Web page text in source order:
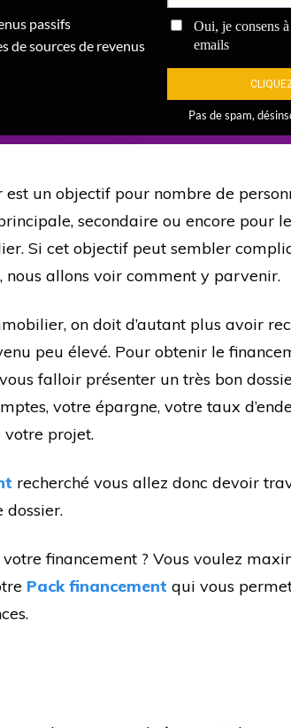
un objectif pour nombre de
secondaire ou encore pour
Si cet objectif peut sembler
allons voir comment y parvenir.
on doit d’autant plus avoir
peu élevé. Pour obtenir le
falloir présenter un très bon
votre épargne, votre taux
projet.
recherché vous allez donc devoir
dossier.
financement ? Vous voulez
Pack financement qui vous